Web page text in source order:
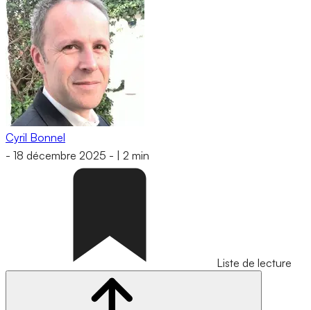
Cyril Bonnel
- 18 décembre 2025 - 2 min
Liste de lecture